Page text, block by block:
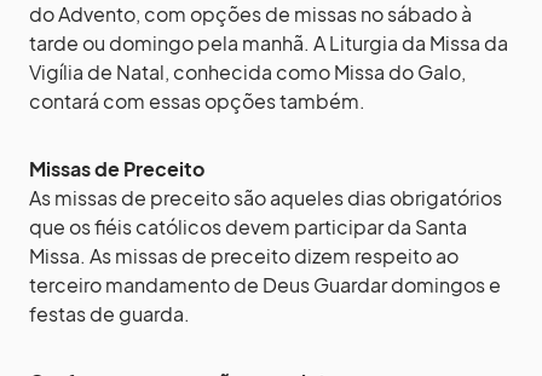
do Advento, com opções de missas no sábado à
tarde ou domingo pela manhã. A Liturgia da Missa da
Vigília de Natal, conhecida como Missa do Galo,
contará com essas opções também.
Missas de Preceito
As missas de preceito são aqueles dias obrigatórios
que os fiéis católicos devem participar da Santa
Missa. As missas de preceito dizem respeito ao
terceiro mandamento de Deus Guardar domingos e
festas de guarda.